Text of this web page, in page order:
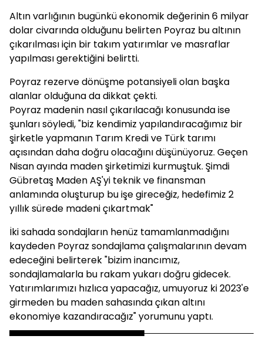
Altın varlığının bugünkü ekonomik değerinin 6 milyar
dolar civarında olduğunu belirten Poyraz bu altının
çıkarılması için bir takım yatırımlar ve masraflar
yapılması gerektiğini belirtti.
Poyraz rezerve dönüşme potansiyeli olan başka
alanlar olduğuna da dikkat çekti.
Poyraz madenin nasıl çıkarılacağı konusunda ise
şunları söyledi, "biz kendimiz yapılandıracağımız bir
şirketle yapmanın Tarım Kredi ve Türk tarımı
açısından daha doğru olacağını düşünüyoruz. Geçen
Nisan ayında maden şirketimizi kurmuştuk. Şimdi
Gübretaş Maden AŞ'yi teknik ve finansman
anlamında oluşturup bu işe gireceğiz, hedefimiz 2
yıllık sürede madeni çıkartmak"
İki sahada sondajların henüz tamamlanmadığını
kaydeden Poyraz sondajlama çalışmalarının devam
edeceğini belirterek "bizim inancımız,
sondajlamalarla bu rakam yukarı doğru gidecek.
Yatırımlarımızı hızlıca yapacağız, umuyoruz ki 2023'e
girmeden bu maden sahasında çıkan altını
ekonomiye kazandıracağız" yorumunu yaptı.